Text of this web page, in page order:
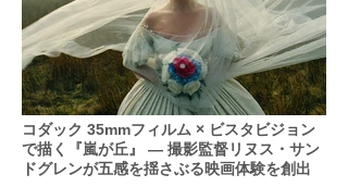
コダック 35mmフィルム × ビスタビジョン
で描く『嵐が丘』 ― 撮影監督リヌス・サン
ドグレンが五感を揺さぶる映画体験を創出